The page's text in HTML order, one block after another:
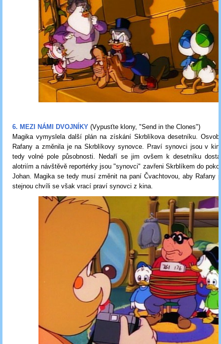
6. MEZI NÁMI DVOJNÍKY (Vypusťte klony, "Send in the Clones")
Magika vymyslela další plán na získání Skrblíkova desetníku.
Rafany a změnila je na Skrblíkovy synovce. Praví synovci jsou v
tedy volné pole působnosti. Nedaří se jim ovšem k desetníku
alotriím a návštěvě reportérky jsou "synovci" zavřeni Skrblíkem do
Johan. Magika se tedy musí změnit na paní Čvachtovou, aby Rafany
stejnou chvíli se však vrací praví synovci z kina.